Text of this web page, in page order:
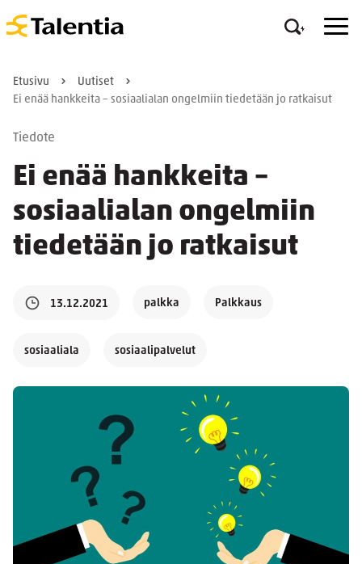
Etusivu
Uutiset
Ei enää hankkeita – sosiaalialan ongelmiin tiedetään jo ratkaisut
Tiedote
Ei enää hankkeita –
sosiaalialan ongelmiin
tiedetään jo ratkaisut
13.12.2021 palkka Palkkaus
sosiaaliala sosiaalipalvelut